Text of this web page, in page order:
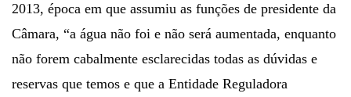
2013, época em que assumiu as funções de presidente da
Câmara, “a água não foi e não será aumentada, enquanto
não forem cabalmente esclarecidas todas as dúvidas e
reservas que temos e que a Entidade Reguladora